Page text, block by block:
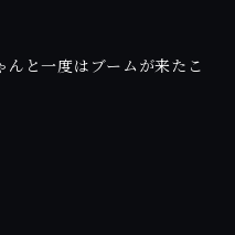
んと一度はブームが来たこ